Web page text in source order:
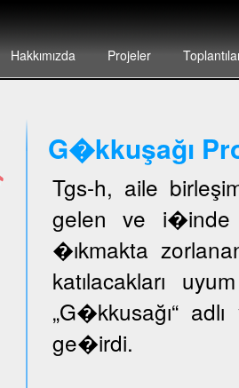
Hakkımızda Projeler
G�kkuşağı
Tgs-h, aile
gelen ve i�inde
�ıkmakta
katılacakları
„G�kkusağı“
ge�irdi.